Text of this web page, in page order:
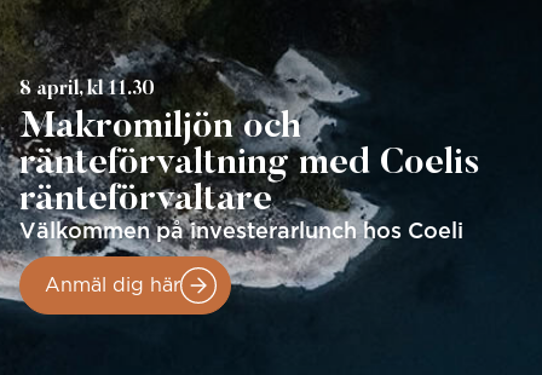
8 april, kl 11.30
Makromiljön och
ränteförvaltning med Coelis
ränteförvaltare
Välkommen på investerarlunch hos Coeli
Anmäl dig här